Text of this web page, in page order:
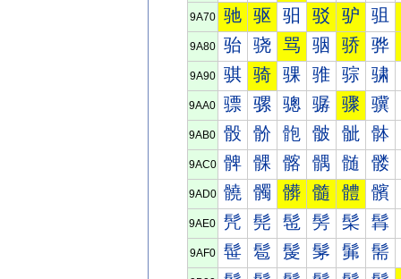
9A70 驰 驱 驲 驳 驴 驵
9A80 骀 骁 骂 骃 骄 骅
9A90 骐 骑 骒 骓 骔 骕
9AA0 骠 骡 骢 骣 骤 骥
9AB0 骰 骱 骲 骳 骴 骵
9AC0 髀 髁 髂 髃 髄 髅
9AD0 髐 髑 髒 髓 體 髕
9AE0 髠 髡 髢 髣 髤 髥
9AF0 髰 髱 髲 髳 髴 髵